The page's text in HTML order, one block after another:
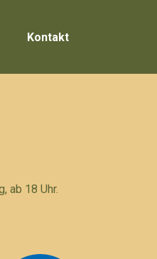
Kontakt
ab 18 Uhr.